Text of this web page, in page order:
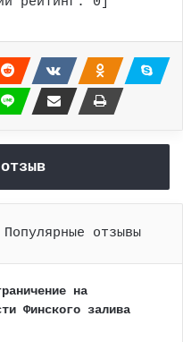
Популярные отзывы
на
Финского залива